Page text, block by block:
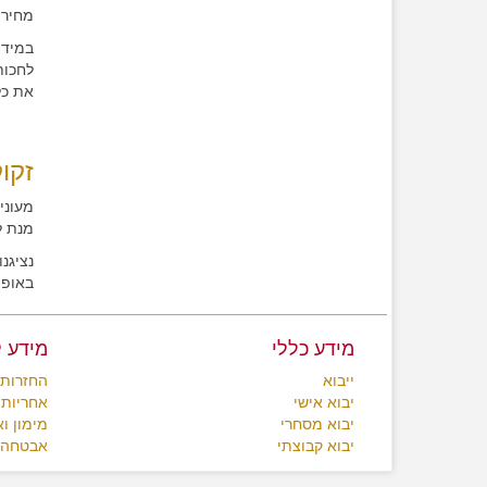
את
מנת
מידע כללי
ייבוא
יבוא אישי
יבוא מסחרי
יבוא קבוצתי
מידע
מימון
אבטחה